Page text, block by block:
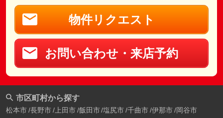
物件リクエスト
お問い合わせ・来店予約
市区町村から探す
松本市 長野市 上田市 飯田市 塩尻市 千曲市 伊那市 岡谷市